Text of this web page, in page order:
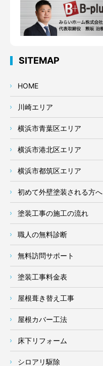
SITEMAP
HOME
川崎エリア
横浜市青葉区エリア
横浜市港北区エリア
横浜市都筑区エリア
初めて外壁塗装される方へ
塗装工事の施工の流れ
職人の無料診断
無料訪問サポート
塗装工事料金表
屋根葺き替え工事
屋根カバー工法
床下リフォーム
シロアリ駆除